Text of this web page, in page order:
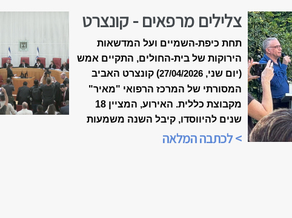
צלילים מרפאים - קונצרט
האביב ה-18 של ״מאיר״
תחת כיפת-השמיים ועל המדשאות
הירוקות של בית-החולים, התקיים אמש
(יום שני, 27/04/2026) קונצרט האביב
המסורתי של המרכז הרפואי "מאיר"
מקבוצת כללית. האירוע, המציין 18
שנים להיווסדו, קיבל השנה משמעות
מיוחדת, כשנכלל לראשונה במסגרת
> לכתבה המלאה